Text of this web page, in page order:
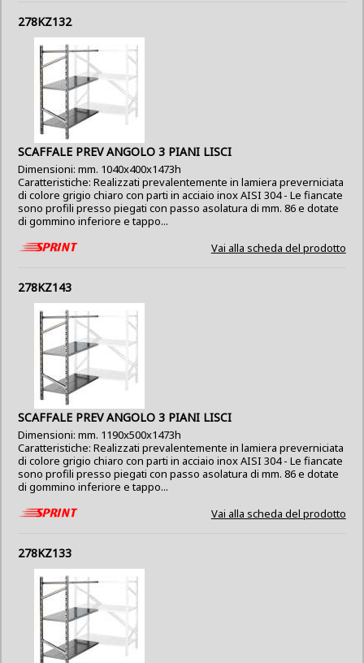
278KZ132
SCAFFALE PREV ANGOLO 3 PIANI LISCI
Dimensioni: mm. 1040x400x1473h
Caratteristiche: Realizzati prevalentemente in lamiera preverniciata
di colore grigio chiaro con parti in acciaio inox AISI 304 - Le fiancate
sono profili presso piegati con passo asolatura di mm. 86 e dotate
di gommino inferiore e tappo...
Vai alla scheda del prodotto
278KZ143
SCAFFALE PREV ANGOLO 3 PIANI LISCI
Dimensioni: mm. 1190x500x1473h
Caratteristiche: Realizzati prevalentemente in lamiera preverniciata
di colore grigio chiaro con parti in acciaio inox AISI 304 - Le fiancate
sono profili presso piegati con passo asolatura di mm. 86 e dotate
di gommino inferiore e tappo...
Vai alla scheda del prodotto
278KZ133